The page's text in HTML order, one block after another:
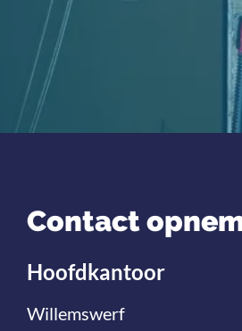
Contact
Hoofdkantoor
Willemswerf